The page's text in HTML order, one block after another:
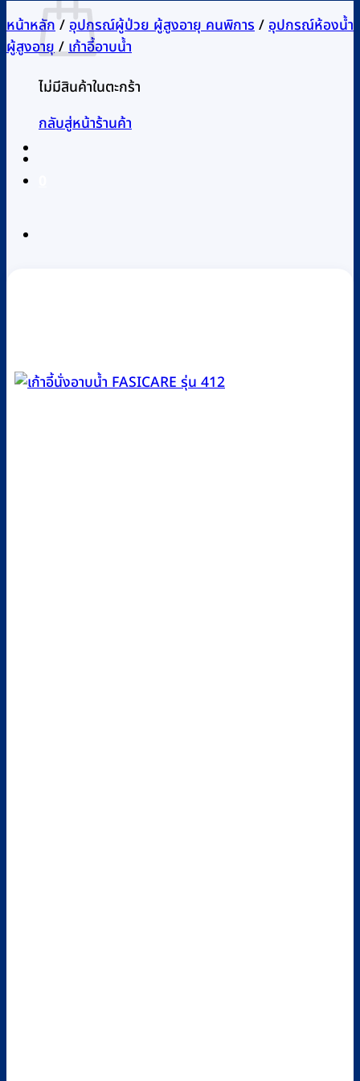
ไม่มีสินค้าในตะกร้า
กลับสู่หน้าร้านค้า
หน้าหลัก/อุปกรณ์ผู้ป่วย ผู้สูงอายุ คนพิการ/อุปกรณ์ห้องน้ำ
ผู้สูงอายุ/เก้าอี้อาบน้ำ